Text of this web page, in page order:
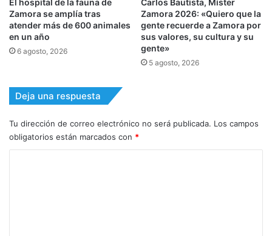
El hospital de la fauna de
Zamora se amplía tras
atender más de 600 animales
en un año
6 agosto, 2026
Carlos Bautista, Míster
Zamora 2026: «Quiero que la
gente recuerde a Zamora por
sus valores, su cultura y su
gente»
5 agosto, 2026
Deja una respuesta
Tu dirección de correo electrónico no será publicada. Los campos
obligatorios están marcados con *